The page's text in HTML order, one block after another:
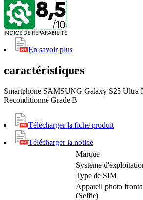
En savoir plus
caractéristiques
Smartphone SAMSUNG Galaxy S25 Ultra
Reconditionné Grade B
Télécharger la fiche produit
Télécharger la notice
Marque
Système
Type de SIM
Appareil photo
(Selfie)